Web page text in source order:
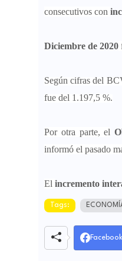
consecutivos con
Diciembre de 2020
Según cifras del
fue del 1.197,5 %.
Por otra parte, el
informó el pasado
El incremento
Tags:
Facebook